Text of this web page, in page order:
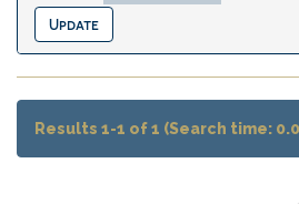
Results 1-1 of 1 (Search time: